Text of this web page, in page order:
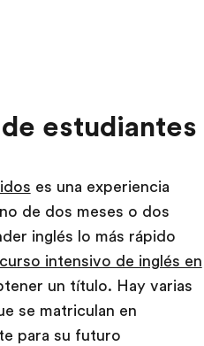
estudiantes
es una experiencia
de dos meses o dos
inglés lo más rápido
curso intensivo de inglés en
un título. Hay varias
se matriculan en
para su futuro